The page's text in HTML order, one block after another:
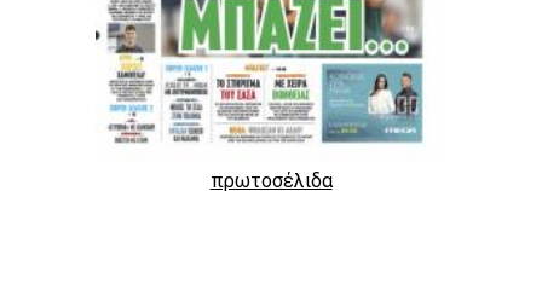
πρωτοσέλιδα